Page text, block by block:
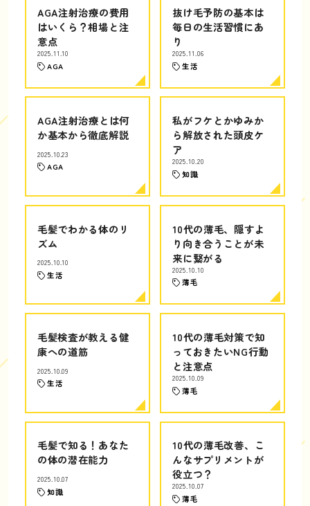
AGA注射治療の費用
はいくら？相場と注
意点
2025.11.10
AGA
抜け毛予防の基本は
毎日の生活習慣にあ
り
2025.11.06
生活
AGA注射治療とは何
か基本から徹底解説
2025.10.23
AGA
私がフケとかゆみか
ら解放された頭皮ケ
ア
2025.10.20
知識
毛髪でわかる体のリ
ズム
2025.10.10
生活
10代の薄毛、隠すよ
り向き合うことが未
来に繋がる
2025.10.10
薄毛
毛髪検査が教える健
康への道筋
2025.10.09
生活
10代の薄毛対策で知
っておきたいNG行動
と注意点
2025.10.09
薄毛
毛髪で知る！あなた
の体の潜在能力
2025.10.07
知識
10代の薄毛改善、こ
んなサプリメントが
役立つ？
2025.10.07
薄毛